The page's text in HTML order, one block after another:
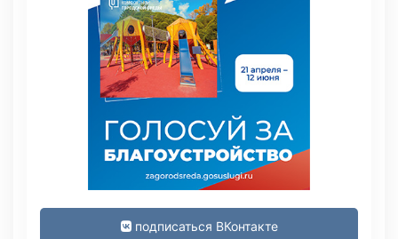
подписаться ВКонтакте